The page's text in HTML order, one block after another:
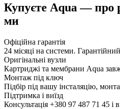
Купуєте Aqua — про
ми
Офіційна гарантія
24 місяці на системи.
Оригінальні вузли
Картриджі та мембрани Aqua
Монтаж під ключ
Підбір під вашу інсталяцію,
Підтримка і виїзд
Консультація +380 97 487 71 45 і